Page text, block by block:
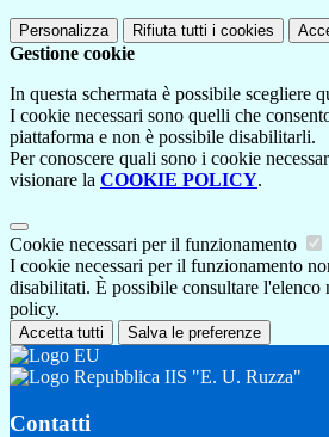
Personalizza Rifiuta tutti i cookies
Gestione cookie
In questa schermata è possibile scegliere
I cookie necessari sono quelli che
piattaforma e non è possibile disabilitarli.
Per conoscere quali sono i cookie
visionare la COOKIE POLICY.
Cookie necessari per il funzionamento
I cookie necessari per il funzionamento
disabilitati. È possibile consultare l'elenco
policy.
Accetta tutti Salva le preferenze
IIS "E. U. Ruzza"
Contatti